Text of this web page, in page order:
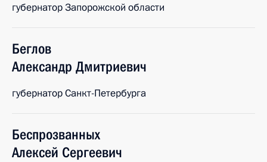
губернатор Запорожской области
Беглов
Александр Дмитриевич
губернатор Санкт-Петербурга
Беспрозванных
Алексей Сергеевич